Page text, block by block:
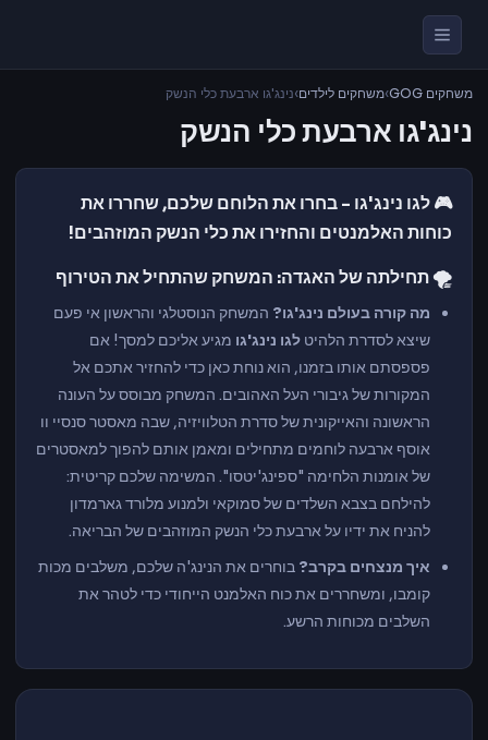
משחקים GOG ›משחקים לילדים›נינג'גו ארבעת כלי הנשק
נינג'גו ארבעת כלי הנשק
🎮 לגו נינג'גו - בחרו את הלוחם שלכם, שחררו את
כוחות האלמנטים והחזירו את כלי הנשק המוזהבים!
🌪️ תחילתה של האגדה: המשחק שהתחיל את הטירוף
מה קורה בעולם נינג'גו? המשחק הנוסטלגי והראשון אי פעם
שיצא לסדרת הלהיט לגו נינג'גו מגיע אליכם למסך! אם
פספסתם אותו בזמנו, הוא נוחת כאן כדי להחזיר אתכם אל
המקורות של גיבורי העל האהובים. המשחק מבוסס על העונה
הראשונה והאייקונית של סדרת הטלוויזיה, שבה מאסטר סנסיי וו
אוסף ארבעה לוחמים מתחילים ומאמן אותם להפוך למאסטרים
של אומנות הלחימה "ספינג'יטסו". המשימה שלכם קריטית:
להילחם בצבא השלדים של סמוקאי ולמנוע מלורד גארמדון
להניח את ידיו על ארבעת כלי הנשק המוזהבים של הבריאה.
איך מנצחים בקרב? בוחרים את הנינג'ה שלכם, משלבים מכות
קומבו, ומשחררים את כוח האלמנט הייחודי כדי לטהר את
השלבים מכוחות הרשע.